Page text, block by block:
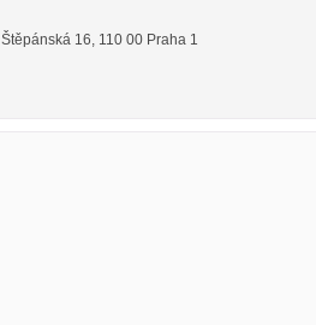
Štěpánská 16, 110 00 Praha 1